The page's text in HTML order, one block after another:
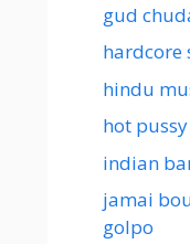
gud
hardcore
hindu
hot
indian
jamai
golpo